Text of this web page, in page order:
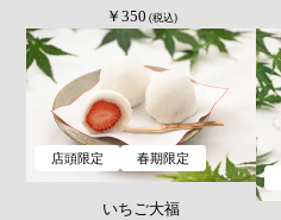
￥350 (税込)
店頭限定 春期限定
いちご大福